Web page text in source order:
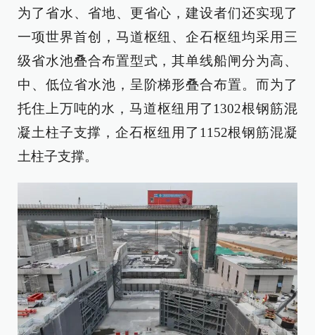
为了省水、省地、更省心，建设者们还实现了
一项世界首创，马道枢纽、企石枢纽均采用三
级省水池叠合布置型式，其单线船闸分为高、
中、低位省水池，呈阶梯形叠合布置。而为了
托住上万吨的水，马道枢纽用了1302根钢筋混
凝土柱子支撑，企石枢纽用了1152根钢筋混凝
土柱子支撑。